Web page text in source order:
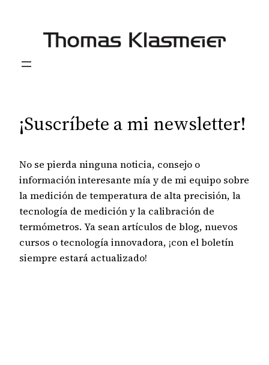
¡Suscríbete a mi newsletter!
No se pierda ninguna noticia, consejo o
información interesante mía y de mi equipo sobre
la medición de temperatura de alta precisión, la
tecnología de medición y la calibración de
termómetros. Ya sean artículos de blog, nuevos
cursos o tecnología innovadora, ¡con el boletín
siempre estará actualizado!